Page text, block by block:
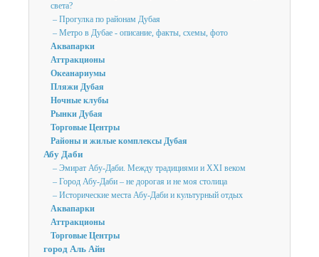
света?
– Прогулка по районам Дубая
– Метро в Дубае - описание, факты, схемы, фото
Аквапарки
Аттракционы
Океанариумы
Пляжи Дубая
Ночные клубы
Рынки Дубая
Торговые Центры
Районы и жилые комплексы Дубая
Абу Даби
– Эмират Абу-Даби. Между традициями и XXI веком
– Город Абу-Даби – не дорогая и не моя столица
– Исторические места Абу-Даби и культурный отдых
Аквапарки
Аттракционы
Торговые Центры
город Аль Айн